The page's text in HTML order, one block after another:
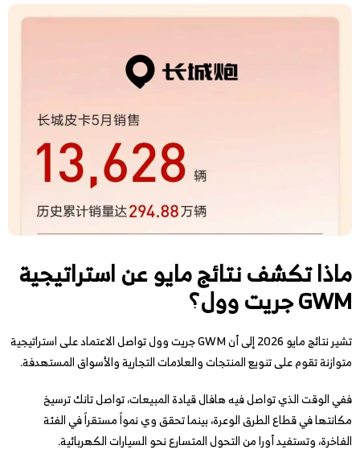
ماذا تكشف نتائج مايو عن استراتيجية
GWM جريت وول؟
تشير نتائج مايو 2026 إلى أن GWM جريت وول تواصل الاعتماد على استراتيجية
متوازنة تقوم على تنويع المنتجات والعلامات التجارية والأسواق المستهدفة.
ففي الوقت الذي تواصل فيه هافال قيادة المبيعات، تواصل تانك ترسيخ
مكانتها في قطاع الطرق الوعرة، بينما تحقق وي نمواً مستقراً في الفئة
الفاخرة، وتستفيد أورا من التحول المتسارع نحو السيارات الكهربائية.